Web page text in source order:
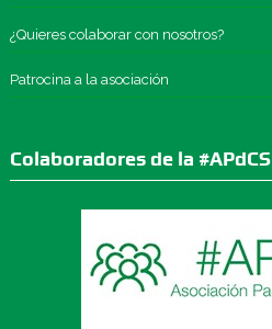
¿Quieres colaborar con nosotros?
Patrocina a la asociación
Colaboradores de la #APdCS